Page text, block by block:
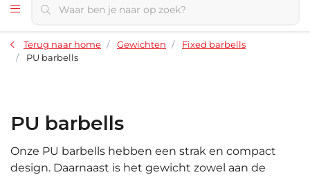
Terug naar home Gewichten
Fixed barbells
PU barbells
PU barbells
Onze PU barbells hebben een strak en compact
design. Daarnaast is het gewicht zowel aan de